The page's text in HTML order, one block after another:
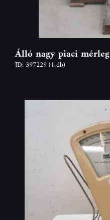
Álló nagy piaci mérleg
ID: 397229(1 db)